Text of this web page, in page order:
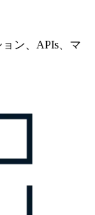
ン、APIs、マ